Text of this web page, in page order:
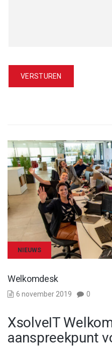
NIEUWS
Welkomdesk
6 november 2019 0
XsolveIT
aanspreekpunt